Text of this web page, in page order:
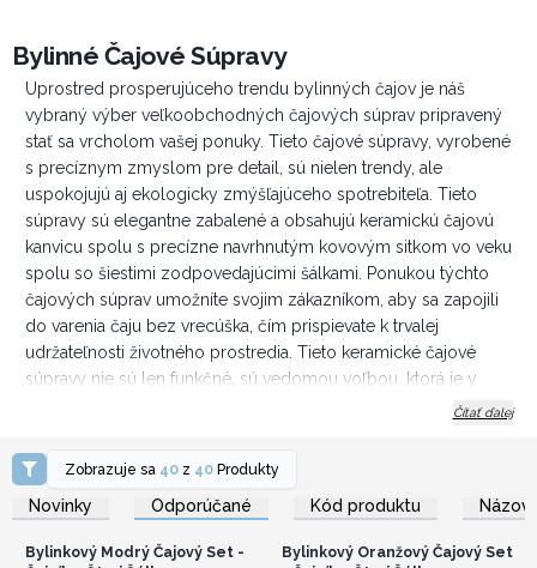
Bylinné Čajové Súpravy
Uprostred prosperujúceho trendu bylinných čajov je náš
vybraný výber veľkoobchodných čajových súprav pripravený
stať sa vrcholom vašej ponuky. Tieto čajové súpravy, vyrobené
s precíznym zmyslom pre detail, sú nielen trendy, ale
uspokojujú aj ekologicky zmýšľajúceho spotrebiteľa. Tieto
súpravy sú elegantne zabalené a obsahujú keramickú čajovú
kanvicu spolu s precízne navrhnutým kovovým sitkom vo veku
spolu so šiestimi zodpovedajúcimi šálkami. Ponukou týchto
čajových súprav umožníte svojim zákazníkom, aby sa zapojili
do varenia čaju bez vrecúška, čím prispievate k trvalej
udržateľnosti životného prostredia. Tieto keramické čajové
súpravy nie sú len funkčné, sú vedomou voľbou, ktorá je v
a keramickou pokrievkou a šesť šálok.
Rozmery: Čajová kanvica, cca 11 cm vysoká (bez rukoväte),
priemer 14,5 cm, šírka 17 cm s výtokom.
Objem: kanvica,cca 850 ml Šálky, približne 190 ml
Čítať ďalej
Zobrazuje sa 40 z 40 Produkty
Novinky Odporúčané Kód produktu Názov
Prihláste sa alebo
zaregistrujte sa pre
veľkoobchodné ceny
Bylinkový Modrý Čajový Set -
zaregistrujte sa pre
veľkoobchodné ceny
Bylinkový Oranžový Čajový Set